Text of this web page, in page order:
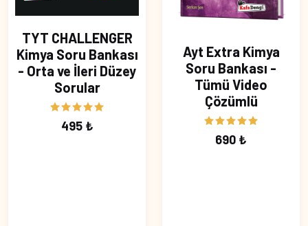
TYT CHALLENGER
Kimya Soru Bankası
- Orta ve İleri Düzey
Sorular
495 ₺
Ayt Extra Kimya
Soru Bankası -
Tümü Video
Çözümlü
690 ₺